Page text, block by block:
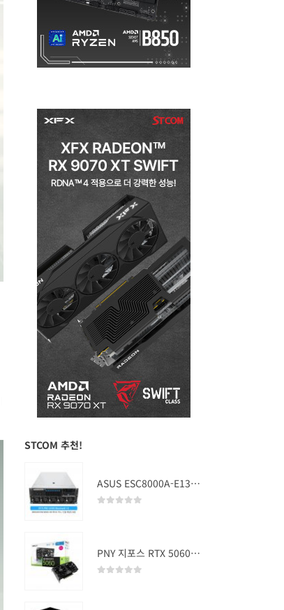
STCOM 추천!
ASUS ESC8000A-E13 (RTX PRO 5000 Blackwell x2)
PNY 지포스 RTX 5060 OC D7 8GB Dual Fan